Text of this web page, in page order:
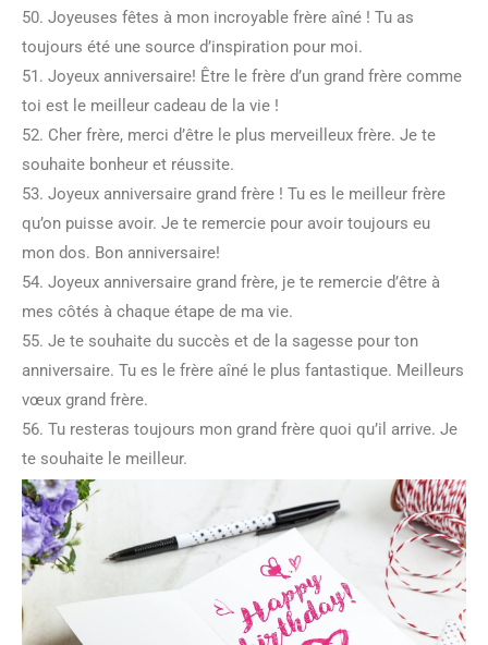
50. Joyeuses fêtes à mon incroyable frère aîné ! Tu as
toujours été une source d’inspiration pour moi.
51. Joyeux anniversaire! Être le frère d’un grand frère comme
toi est le meilleur cadeau de la vie !
52. Cher frère, merci d’être le plus merveilleux frère. Je te
souhaite bonheur et réussite.
53. Joyeux anniversaire grand frère ! Tu es le meilleur frère
qu’on puisse avoir. Je te remercie pour avoir toujours eu
mon dos. Bon anniversaire!
54. Joyeux anniversaire grand frère, je te remercie d’être à
mes côtés à chaque étape de ma vie.
55. Je te souhaite du succès et de la sagesse pour ton
anniversaire. Tu es le frère aîné le plus fantastique. Meilleurs
vœux grand frère.
56. Tu resteras toujours mon grand frère quoi qu’il arrive. Je
te souhaite le meilleur.